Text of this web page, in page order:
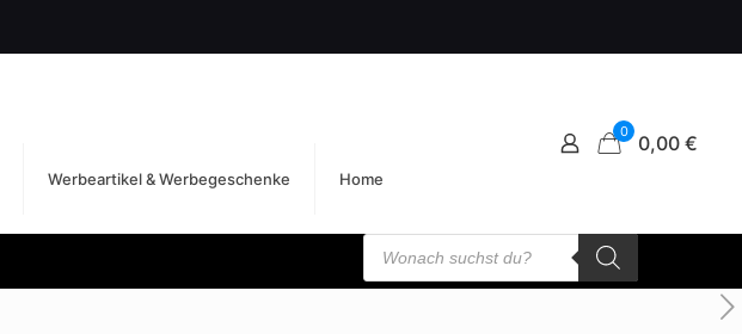
Werbeartikel & Werbegeschenke Home
0 0,00 €
Products
search